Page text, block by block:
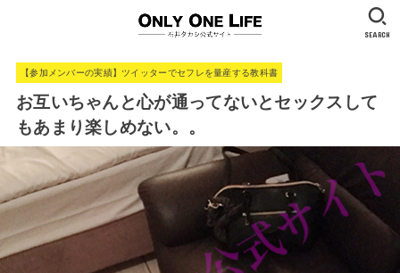
SEARCH
【参加メンバーの実績】ツイッターでセフレを量産する教科書
お互いちゃんと心が通ってないとセックスして
もあまり楽しめない。。